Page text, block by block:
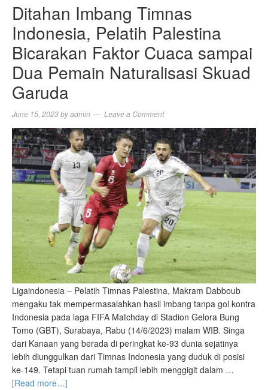
Ditahan Imbang Timnas
Indonesia, Pelatih Palestina
Bicarakan Faktor Cuaca sampai
Dua Pemain Naturalisasi Skuad
Garuda
June 15, 2023byadmin Leave a Comment
Ligaindonesia – Pelatih Timnas Palestina, Makram Dabboub
mengaku tak mempermasalahkan hasil imbang tanpa gol kontra
Indonesia pada laga FIFA Matchday di Stadion Gelora Bung
Tomo (GBT), Surabaya, Rabu (14/6/2023) malam WIB. Singa
dari Kanaan yang berada di peringkat ke-93 dunia sejatinya
lebih diunggulkan dari Timnas Indonesia yang duduk di posisi
ke-149. Tetapi tuan rumah tampil lebih menggigit dalam …
[Read more…]